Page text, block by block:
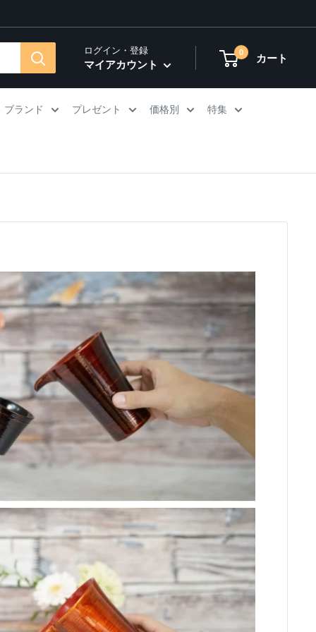
ログイン・登録
マイアカウント
0 カート
ブランド プレゼント 価格別 特集